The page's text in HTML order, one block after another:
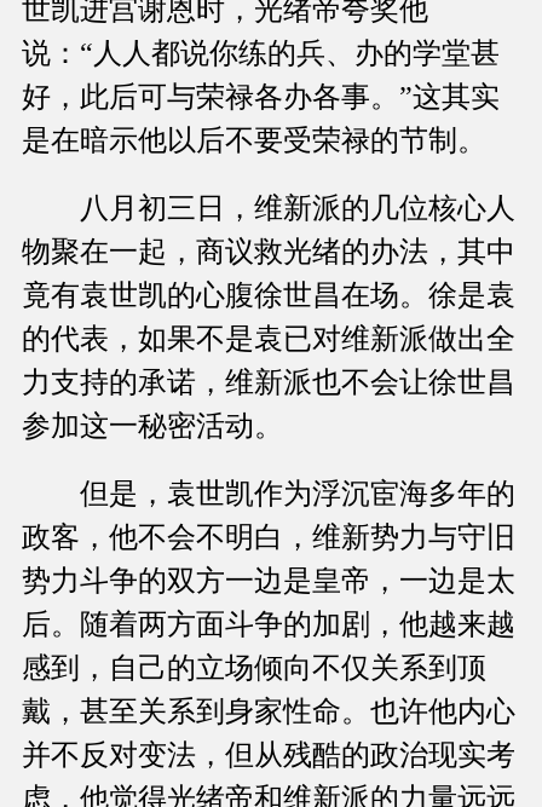
世凯进宫谢恩时，光绪帝夸奖他
说：“人人都说你练的兵、办的学堂甚
好，此后可与荣禄各办各事。”这其实
是在暗示他以后不要受荣禄的节制。
八月初三日，维新派的几位核心人
物聚在一起，商议救光绪的办法，其中
竟有袁世凯的心腹徐世昌在场。徐是袁
的代表，如果不是袁已对维新派做出全
力支持的承诺，维新派也不会让徐世昌
参加这一秘密活动。
但是，袁世凯作为浮沉宦海多年的
政客，他不会不明白，维新势力与守旧
势力斗争的双方一边是皇帝，一边是太
后。随着两方面斗争的加剧，他越来越
感到，自己的立场倾向不仅关系到顶
戴，甚至关系到身家性命。也许他内心
并不反对变法，但从残酷的政治现实考
虑，他觉得光绪帝和维新派的力量远远